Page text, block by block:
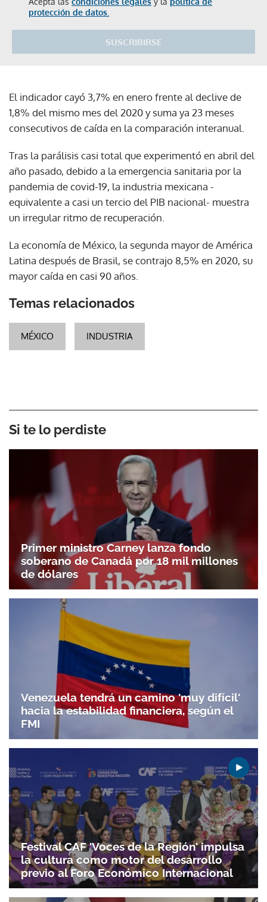
protección de datos.
SUSCRIBIRSE
El indicador cayó 3,7% en enero frente al declive de
1,8% del mismo mes del 2020 y suma ya 23 meses
consecutivos de caída en la comparación interanual.
Tras la parálisis casi total que experimentó en abril del
año pasado, debido a la emergencia sanitaria por la
pandemia de covid-19, la industria mexicana -
equivalente a casi un tercio del PIB nacional- muestra
un irregular ritmo de recuperación.
La economía de México, la segunda mayor de América
Latina después de Brasil, se contrajo 8,5% en 2020, su
mayor caída en casi 90 años.
Temas relacionados
MÉXICO INDUSTRIA
Si te lo perdiste
Primer ministro Carney lanza fondo
soberano de Canadá por 18 mil millones
de dólares
Venezuela tendrá un camino 'muy difícil'
hacia la estabilidad financiera, según el
FMI
Festival CAF 'Voces de la Región' impulsa
la cultura como motor del desarrollo
previo al Foro Económico Internacional